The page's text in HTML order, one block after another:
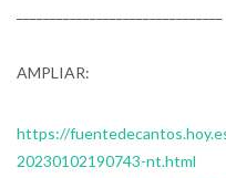
AMPLIAR:
https://
20230102190743-nt.html